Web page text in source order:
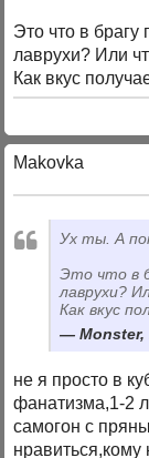
Это что в брагу
лаврухи? Или
Как вкус
Makovka
Ух ты. А
Это что в
лаврухи?
Как вкус
не я просто в
фанатизма,1-2
самогон с
нравиться,кому